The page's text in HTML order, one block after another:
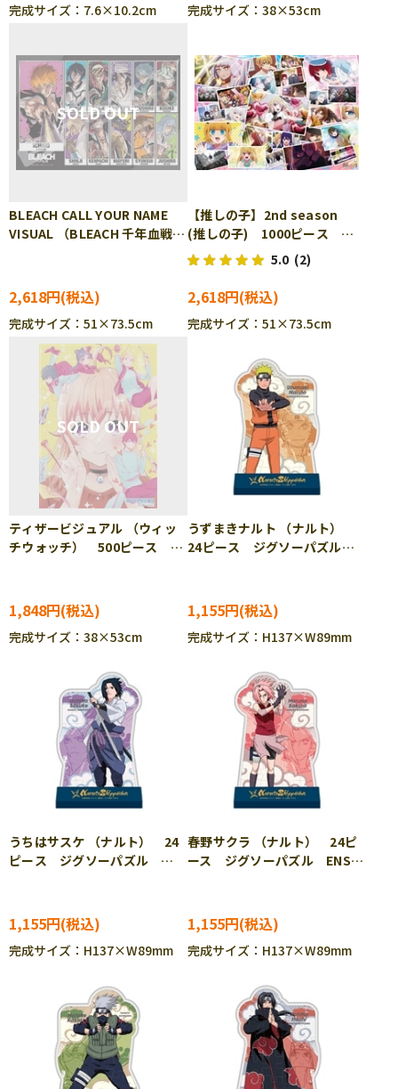
完成サイズ：7.6×10.2cm 完成サイズ：38×53cm
BLEACH CALL YOUR NAME
VISUAL （BLEACH 千年血戦
2,618円
完成サイズ：51×73.5cm
【推しの子】2nd season
(推しの子) 1000ピース ジ
グソーパズル ENS-1000T-
538
5.0 (2)
2,618円
完成サイズ：51×73.5cm
ティザービジュアル （ウィッ
チウォッチ） 500ピース ジ
1,848円
完成サイズ：38×53cm
うずまきナルト （ナルト）
24ピース ジグソーパズル
1,155円
完成サイズ：H137×W89mm
うちはサスケ （ナルト） 24
ピース ジグソーパズル
1,155円
完成サイズ：H137×W89mm
春野サクラ （ナルト） 24ピ
ース ジグソーパズル ENS-
1,155円
完成サイズ：H137×W89mm